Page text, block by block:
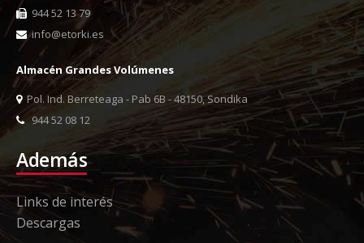
944 52 13 79
info@etorki.es
Almacén Grandes Volúmenes
Pol. Ind. Berreteaga - Pab 6B - 48150, Sondika
944 52 08 12
Además
Links de interés
Descargas